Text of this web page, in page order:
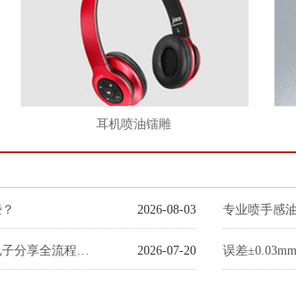
耳机喷油镭雕
2026-08-03 专业喷手感
塑胶玩具移印怎么做？兄辉电子分享全流程加工关键注意事项 2026-07-20